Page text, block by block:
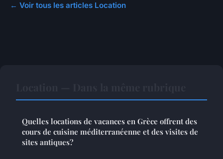
← Voir tous les articles Location
Quelles locations de vacances en Grèce offrent des
cours de cuisine méditerranéenne et des visites de
sites antiques?